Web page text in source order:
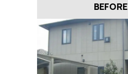
BEFORE